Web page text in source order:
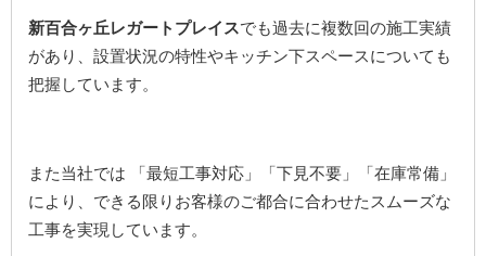
新百合ヶ丘レガートプレイスでも過去に複数回の施工実績
があり、設置状況の特性やキッチン下スペースについても
把握しています。
また当社では 「最短工事対応」「下見不要」「在庫常備」
により、できる限りお客様のご都合に合わせたスムーズな
工事を実現しています。